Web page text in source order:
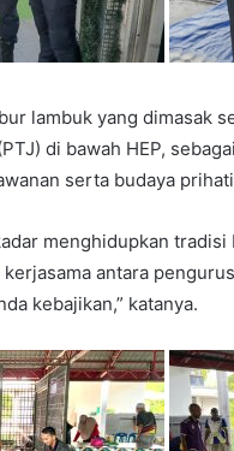
lambuk yang dimasak
di bawah HEP,
serta budaya
menghidupkan
antara
kebajikan,” katanya.